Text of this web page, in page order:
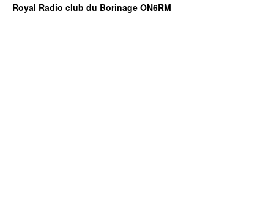
Royal Radio club du Borinage ON6RM